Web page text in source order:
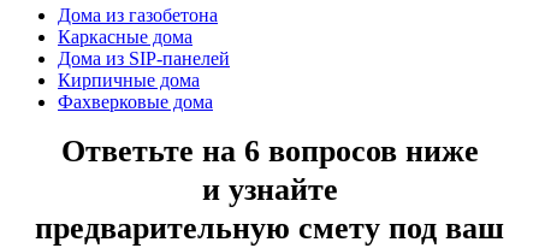
Дома из газобетона
Каркасные дома
Дома из SIP-панелей
Кирпичные дома
Фахверковые дома
Ответьте на 6 вопросов ниже
и узнайте
предварительную смету под ваш